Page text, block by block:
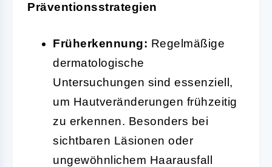
Präventionsstrategien
Früherkennung: Regelmäßige
dermatologische
Untersuchungen sind essenziell,
um Hautveränderungen frühzeitig
zu erkennen. Besonders bei
sichtbaren Läsionen oder
ungewöhnlichem Haarausfall